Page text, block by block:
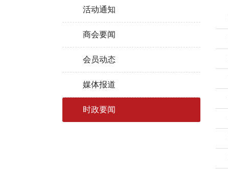
活动通知
商会要闻
会员动态
媒体报道
时政要闻